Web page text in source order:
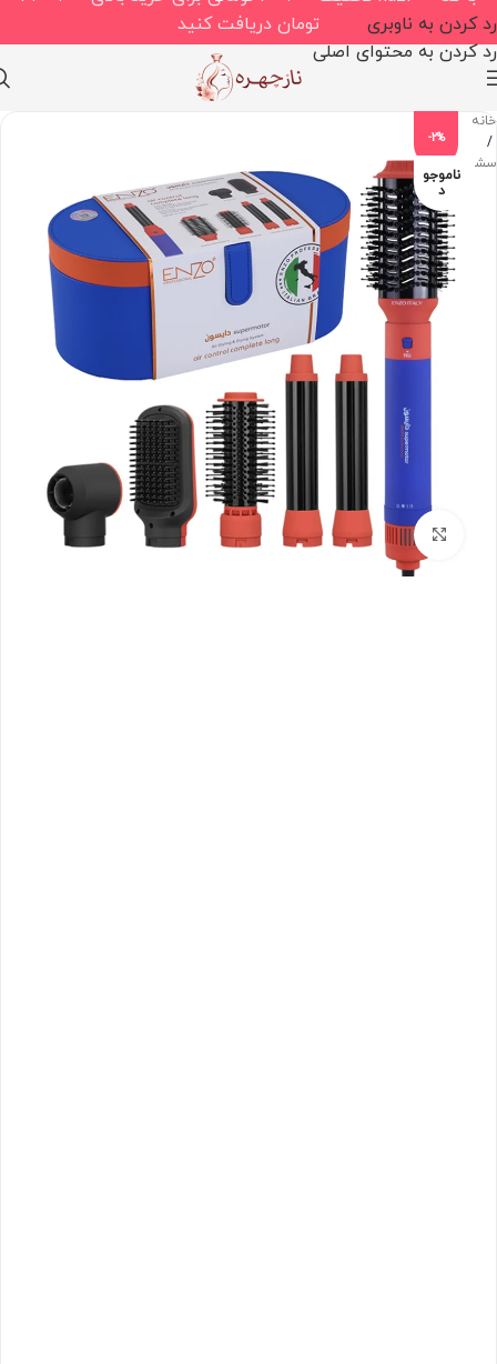
رد کردن به ناوبری
رد کردن به محتوای اصلی
تومان دریافت کنید
خانه
/
سشوار
-2%
ناموجو
د
بزرگنمایی تصویر